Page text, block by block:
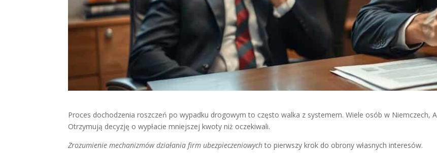
Proces dochodzenia roszczeń po wypadku drogowym to często walka z systemem. Wiele osób w Niemczech,
Otrzymują decyzję o wypłacie mniejszej kwoty niż oczekiwali.
Zrozumienie mechanizmów działania firm ubezpieczeniowychto pierwszy krok do obrony własnych interesów.